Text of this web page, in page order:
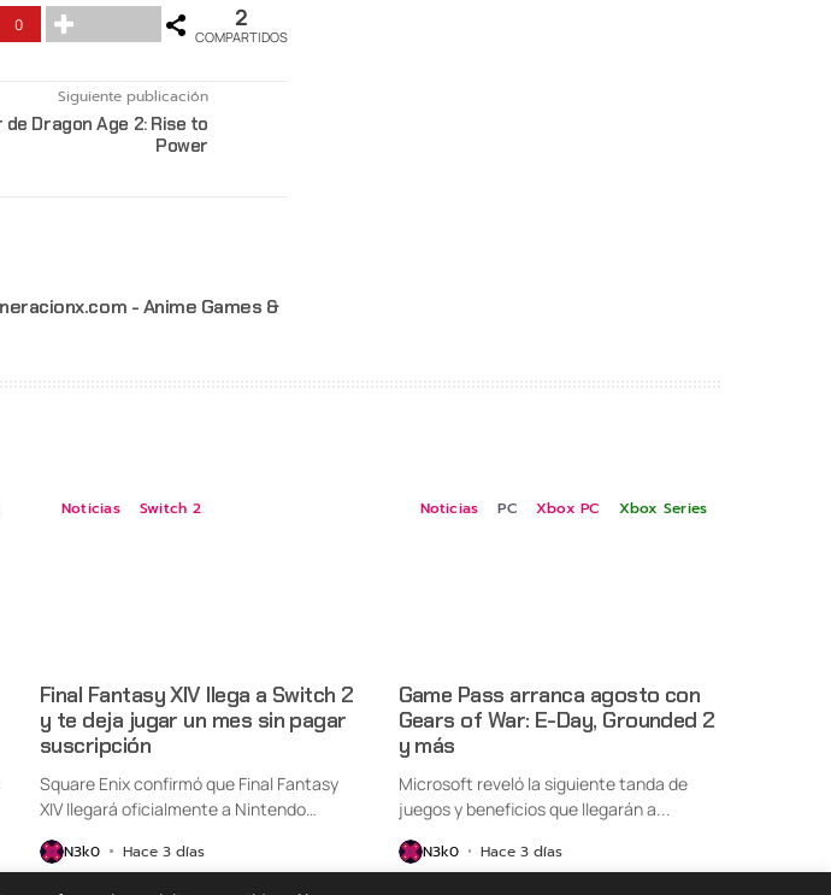
0 2
COMPARTIDOS
Siguiente publicación
Dragon Age 2: Rise to
Power
- Anime Games &
Noticias Switch 2
Final Fantasy XIV llega a Switch 2
y te deja jugar un mes sin pagar
suscripción
Square Enix confirmó que Final Fantasy
XIV llegará oficialmente a Nintendo
N3k0 Hace 3 días
Noticias PC Xbox PC Xbox Series
Game Pass arranca agosto con
Gears of War: E-Day, Grounded 2
y más
Microsoft reveló la siguiente tanda de
juegos y beneficios que llegarán a...
N3k0 Hace 3 días